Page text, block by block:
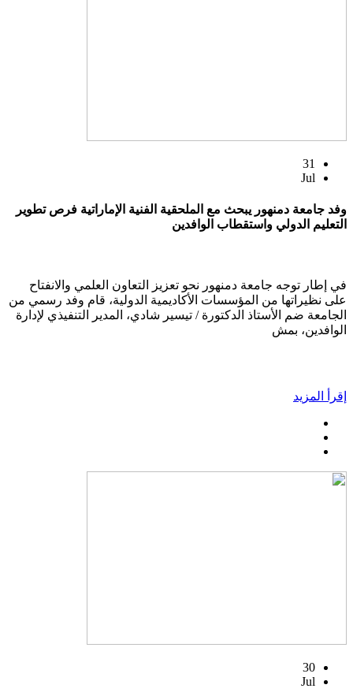
31
Jul
وفد جامعة دمنهور يبحث مع الملحقية الفنية الإماراتية فرص تطوير
التعليم الدولي واستقطاب الوافدين
في إطار توجه جامعة دمنهور نحو تعزيز التعاون العلمي والانفتاح
على نظيراتها من المؤسسات الأكاديمية الدولية، قام وفد رسمي من
الجامعة ضم الأستاذ الدكتورة / تيسير شادي، المدير التنفيذي لإدارة
الوافدين، بمش
إقرأ المزيد
30
Jul